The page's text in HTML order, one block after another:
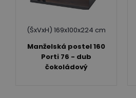
(ŠxVxH) 169x100x224 cm
Manželská postel 160
Porti 76 - dub
čokoládový